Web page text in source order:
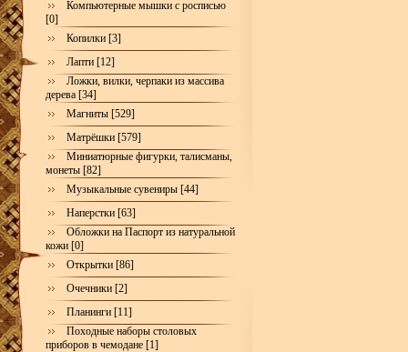
Компьютерные мышки с росписью
[0]
Копилки [3]
Лапти [12]
Ложки, вилки, черпаки из массива
дерева [34]
Магниты [529]
Матрёшки [579]
Миниатюрные фигурки, талисманы,
монеты [82]
Музыкальные сувениры [44]
Наперстки [63]
Обложки на Паспорт из натуральной
кожи [0]
Открытки [86]
Очечники [2]
Планинги [11]
Походные наборы столовых
приборов в чемодане [1]